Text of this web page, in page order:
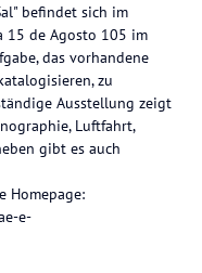
befindet sich im
15 de Agosto 105 im
das vorhandene
zu
Ausstellung zeigt
Luftfahrt,
gibt es auch
Homepage:
e-